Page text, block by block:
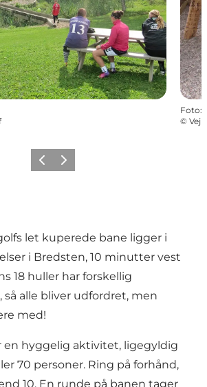
Foto:
©
ForrigeNæste
let kuperede bane ligger i
i Bredsten, 10 minutter vest
18 huller har forskellig
alle bliver udfordret, men
med!
en hyggelig aktivitet, ligegyldig
70 personer. Ring på forhånd,
10. En runde på banen tager